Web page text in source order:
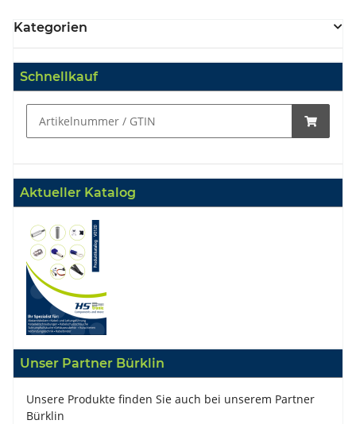
Kategorien
Schnellkauf
Aktueller Katalog
Unser Partner Bürklin
Unsere Produkte finden Sie auch bei unserem Partner
Bürklin